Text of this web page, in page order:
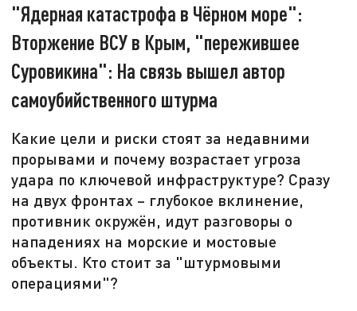
"Ядерная катастрофа в Чёрном море":
Вторжение ВСУ в Крым, "пережившее
Суровикина": На связь вышел автор
самоубийственного штурма
Какие цели и риски стоят за недавними
прорывами и почему возрастает угроза
удара по ключевой инфраструктуре? Сразу
на двух фронтах – глубокое вклинение,
противник окружён, идут разговоры о
нападениях на морские и мостовые
объекты. Кто стоит за "штурмовыми
операциями"?